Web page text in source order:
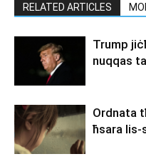
RELATED ARTICLES
Trump
nuqqas
Ordnata
ħsara